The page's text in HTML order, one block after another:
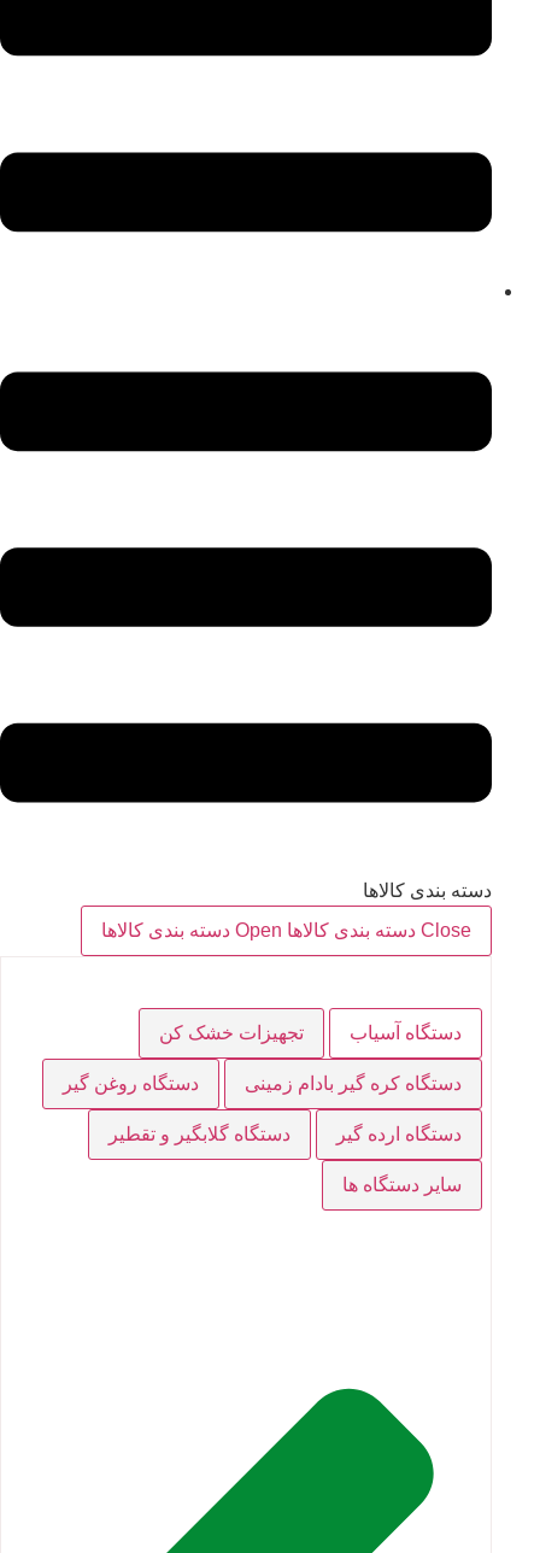
دسته بندی کالاها
Close دسته بندی کالاها
Open دسته بندی کالاها
دستگاه آسیاب تجهیزات خشک کن
دستگاه کره گیر بادام زمینی دستگاه روغن گیر
دستگاه ارده گیر دستگاه گلابگیر و تقطیر
سایر دستگاه ها